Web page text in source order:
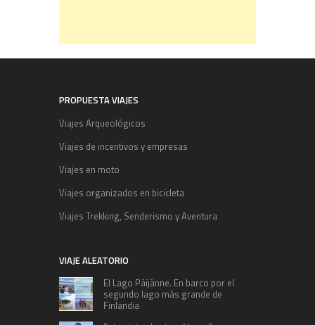
PROPUESTA VIAJES
Viajes Arqueológicos
Viajes de incentivos y empresas
Viajes en moto
Viajes organizados en bicicleta
Viajes Trekking, Senderismo y Aventura
VIAJE ALEATORIO
El Lago Päijänne. En barco por el
segundo lago más grande de
Finlandia